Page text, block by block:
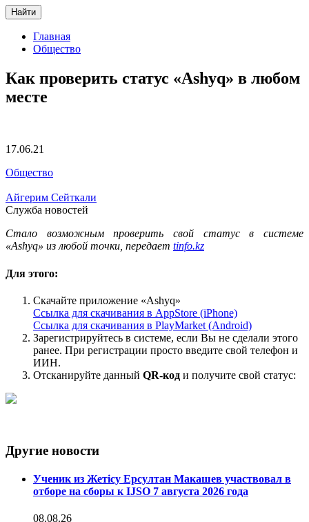
Найти
Главная
Общество
Как проверить статус «Ashyq» в любом
месте
17.06.21
Общество
Айгерим Сейткали
Служба новостей
Cтало возможным проверить свой статус в системе
«Ashyq» из любой точки, передает tinfo.kz
Для этого:
Скачайте приложение «Ashyq»
Ссылка для скачивания в AppStore (iPhone)
Ссылка для скачивания в PlayMarket (Android)
Зарегистрируйтесь в системе, если Вы не сделали этого
ранее. При регистрации просто введите свой телефон и
ИИН.
Отсканируйте данный QR-код и получите свой статус:
Другие новости
Ученик из Жетісу Ерсултан Макашев участвовал в
отборе на сборы к IJSO 7 августа 2026 года
08.08.26